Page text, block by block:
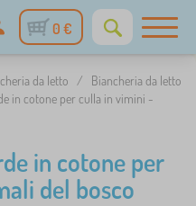
0 €
da letto /
Biancheria da letto
in cotone per culla in vimini -
in cotone per
del bosco